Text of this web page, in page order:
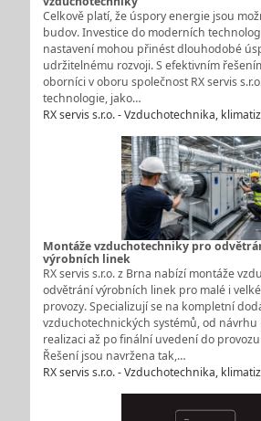
Celkově platí, že úspory energie jsou
budov. Investice do moderních
nastavení mohou přinést dlouhodobé
udržitelnému rozvoji. S efektivním
oborníci v oboru společnost RX servis
technologie, jako…
RX servis s.r.o. - Vzduchotechnika,
Montáže vzduchotechniky pro
výrobních linek
RX servis s.r.o. z Brna nabízí montáže
odvětrání výrobních linek pro malé i
provozy. Specializují se na kompletní
vzduchotechnických systémů, od
realizaci až po finální uvedení do
Řešení jsou navržena tak,…
RX servis s.r.o. - Vzduchotechnika,